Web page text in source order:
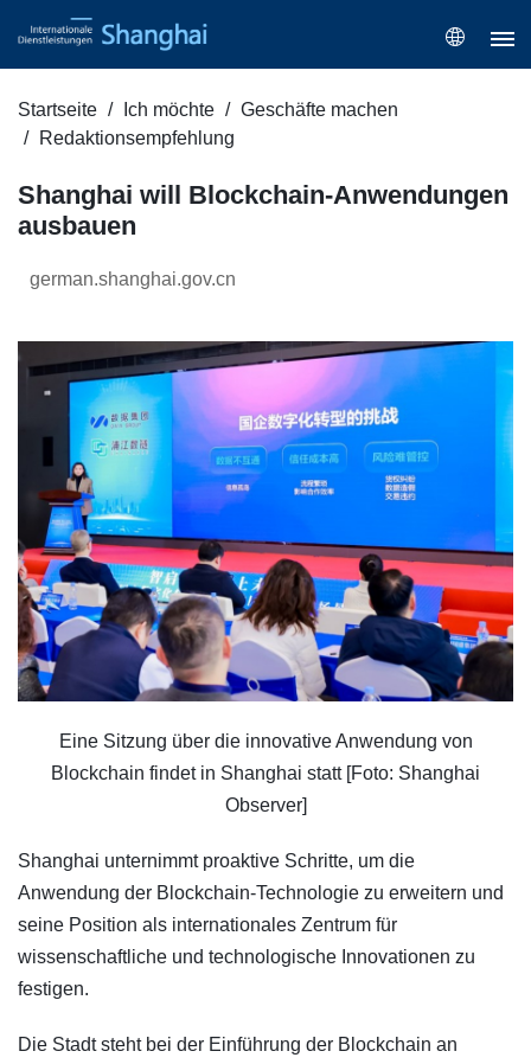
Startseite Ich möchte
Geschäfte machen
Redaktionsempfehlung
Shanghai will Blockchain-Anwendungen
ausbauen
german.shanghai.gov.cn
Eine Sitzung über die innovative Anwendung von
Blockchain findet in Shanghai statt [Foto: Shanghai
Observer]
Shanghai unternimmt proaktive Schritte, um die
Anwendung der Blockchain-Technologie zu erweitern und
seine Position als internationales Zentrum für
wissenschaftliche und technologische Innovationen zu
festigen.
Die Stadt steht bei der Einführung der Blockchain an